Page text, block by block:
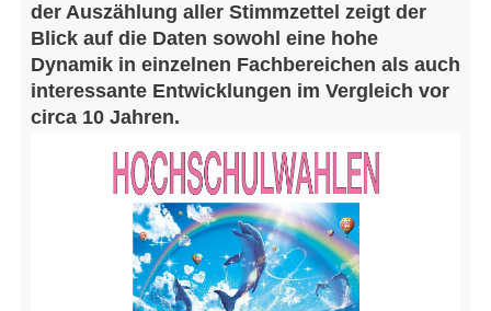
der Auszählung aller Stimmzettel zeigt der
Blick auf die Daten sowohl eine hohe
Dynamik in einzelnen Fachbereichen als auch
interessante Entwicklungen im Vergleich vor
circa 10 Jahren.